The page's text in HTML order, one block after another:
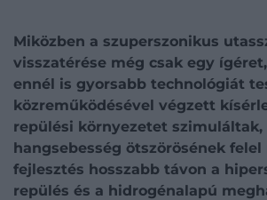
Miközben a szuperszonikus
visszatérése még csak egy
ennél is gyorsabb technológiát
közreműködésével végzett
repülési környezetet szimuláltak,
hangsebesség ötszörösének felel
fejlesztés hosszabb távon a
repülés és a hidrogénalapú